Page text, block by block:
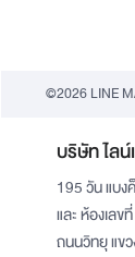
©2026 LINE
บริษัท ไล
195 วัน แบ
และ ห้องเล
ถนนวิทยุ แข